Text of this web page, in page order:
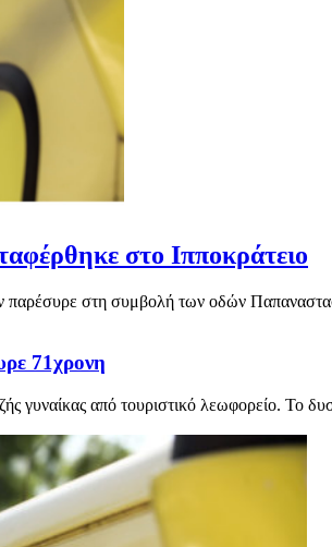
στο Ιπποκράτειο
παρέσυρε στη συμβολή των οδών
71χρονη
γυναίκας από τουριστικό λεωφορείο. Το